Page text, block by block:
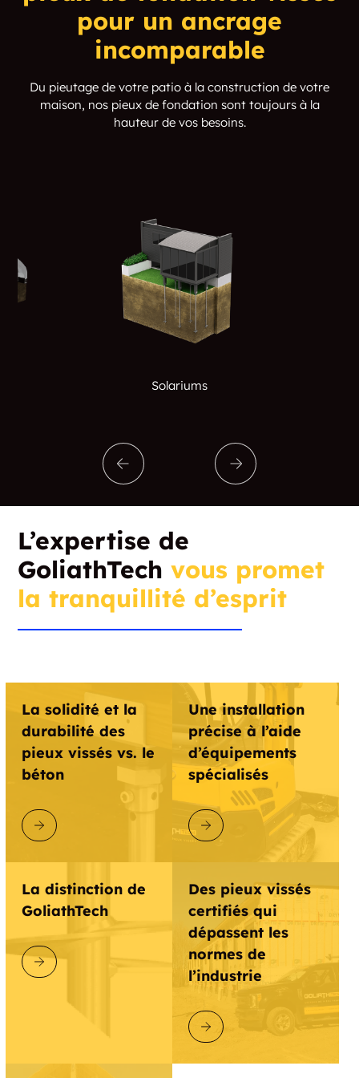
Wild Goose Willroy
pour un ancrage
incomparable
Du pieutage de votre patio à la construction de votre
maison, nos pieux de fondation sont toujours à la
hauteur de vos besoins.
Solariums
L’expertise de
GoliathTechvous promet
la tranquillité d’esprit
La solidité et la
durabilité des
pieux vissés vs. le
béton
DÉCOUVRIR GOLIATHTECH
Une installation
précise à l’aide
d’équipements
spécialisés
DÉCOUVRIR GOLIATHTECH
La distinction de
GoliathTech
DÉCOUVRIR GOLIATHTECH
Des pieux vissés
certifiés qui
dépassent les
normes de
l’industrie
DÉCOUVRIR GOLIATHTECH